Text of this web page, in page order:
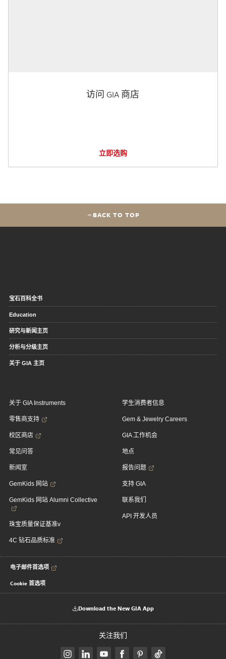
访问 GIA 商店
立即选购
BACK TO TOP
宝石百科全书
Education
研究与新闻主页
分析与分级主页
关于 GIA 主页
关于 GIA Instruments
零售商支持
校区商店
常见问答
新闻室
GemKids 网站
GemKids 网站 Alumni Collective
珠宝质量保证基准v
4C 钻石品质标准
学生消费者信息
Gem & Jewelry Careers
GIA 工作机会
地点
报告问题
支持 GIA
联系我们
API 开发人员
电子邮件首选项
Cookie 首选项
Download the New GIA App
关注我们